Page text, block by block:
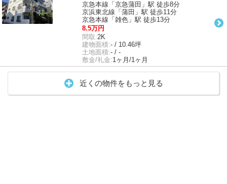
京急本線「京急蒲田」駅 徒歩8分
京浜東北線「蒲田」駅 徒歩11分
京急本線「雑色」駅 徒歩13分
8.5万円
間取:2K
建物面積:- / 10.46坪
土地面積:- / -
敷金/礼金:1ヶ月/1ヶ月
近くの物件をもっと見る